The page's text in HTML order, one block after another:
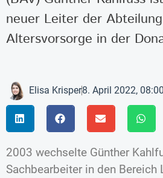
neuer Leiter der
Altersvorsorge in der
Elisa Krisper8. April 2022, 08:00
2003 wechselte Günther
Sachbearbeiter in den Bereich